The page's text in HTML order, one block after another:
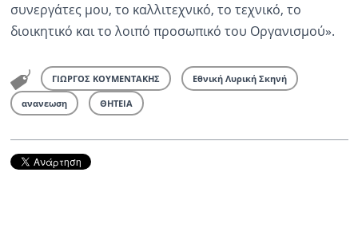
συνεργάτες μου, το καλλιτεχνικό, το τεχνικό, το
διοικητικό και το λοιπό προσωπικό του Οργανισμού».
ΓΙΩΡΓΟΣ ΚΟΥΜΕΝΤΑΚΗΣ Εθνική Λυρική Σκηνή
ανανεωση ΘΗΤΕΙΑ